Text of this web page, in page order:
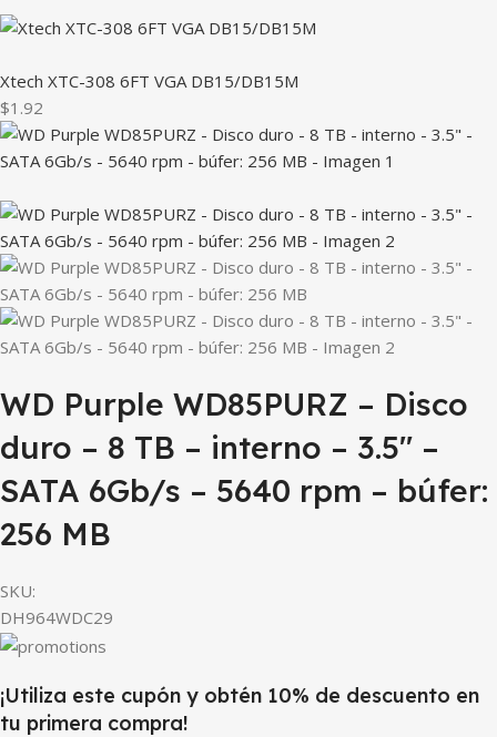
Xtech XTC-308 6FT VGA DB15/DB15M
$1.92
WD Purple WD85PURZ – Disco
duro – 8 TB – interno – 3.5″ –
SATA 6Gb/s – 5640 rpm – búfer:
256 MB
SKU:
DH964WDC29
¡Utiliza este cupón y obtén 10% de descuento en
tu primera compra!